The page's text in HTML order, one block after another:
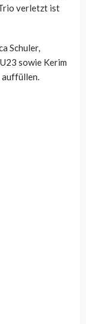
verletzt ist
Schuler,
sowie Kerim
auffüllen.